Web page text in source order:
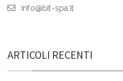
info@bit-spa.it
ARTICOLI RECENTI